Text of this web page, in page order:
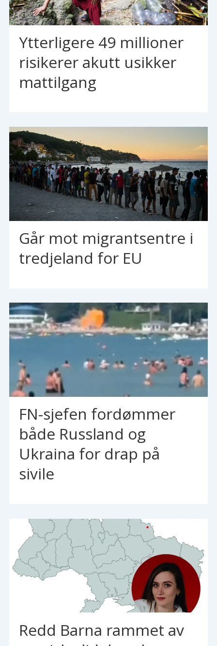
Ytterligere 49 millioner
risikerer akutt usikker
mattilgang
Går mot migrantsentre i
tredjeland for EU
FN-sjefen fordømmer
både Russland og
Ukraina for drap på
sivile
Redd Barna rammet av